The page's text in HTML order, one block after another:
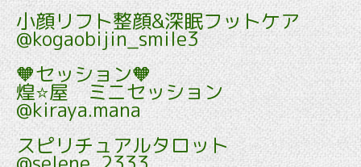
小顔リフト整顔&深眠フットケア
@kogaobijin_smile3
🧡セッション🧡
煌⭐️屋 ミニセッション
@kiraya.mana
スピリチュアルタロット